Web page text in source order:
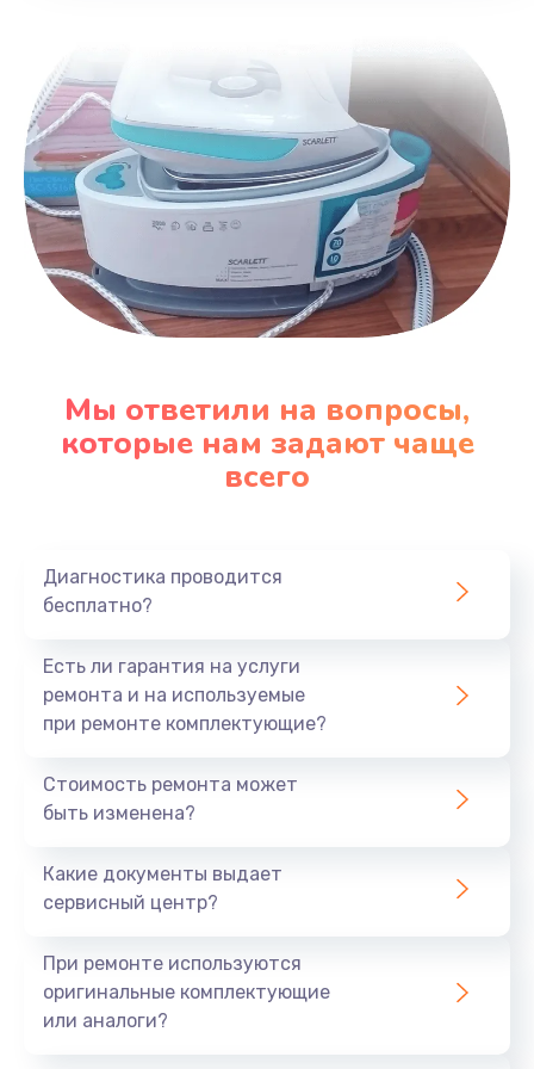
Замена вентилятора
970 руб.
Заказать
Замена таймера
1170 руб.
Заказать
1210 руб.
Заказать
Заказать
1190 руб.
Заказать
Замена термостата
Заказать
3390 руб.
Заказать
Мы ответили на вопросы,
которые нам задают чаще
всего
Диагностика проводится
бесплатно?
Есть ли гарантия на услуги
ремонта и на используемые
при ремонте комплектующие?
Стоимость ремонта может
быть изменена?
Какие документы выдает
сервисный центр?
При ремонте используются
оригинальные комплектующие
или аналоги?